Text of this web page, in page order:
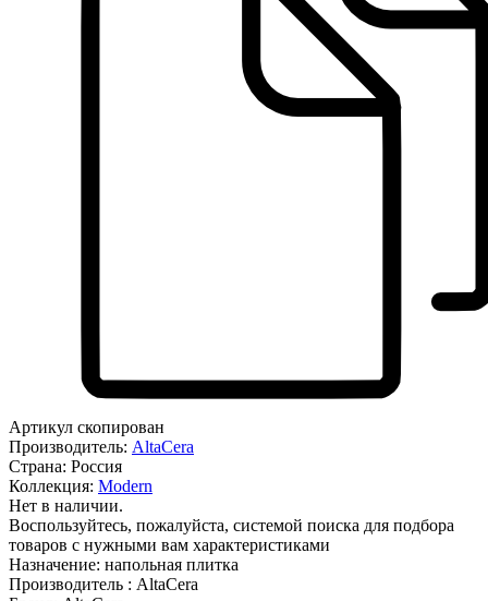
Артикул скопирован
Производитель: AltaCera
Страна: Россия
Коллекция: Modern
Нет в наличии.
Воспользуйтесь, пожалуйста, системой поиска для подбора
товаров с нужными вам характеристиками
Назначение: напольная плитка
Производитель : AltaCera